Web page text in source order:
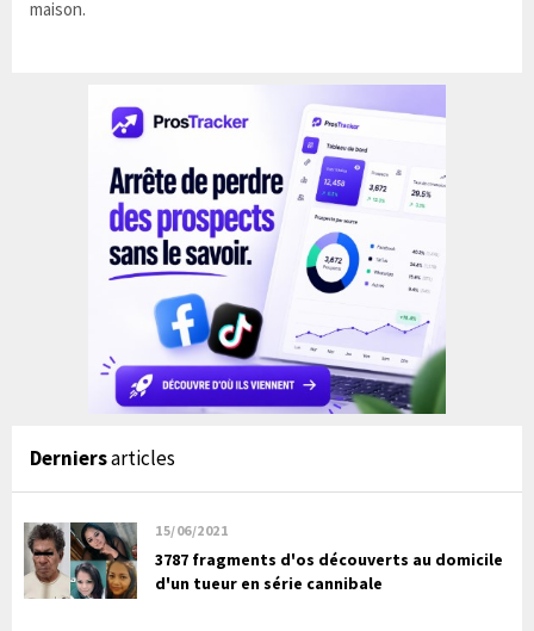
maison.
Derniersarticles
15/06/2021
3787 fragments d'os découverts au domicile
d'un tueur en série cannibale